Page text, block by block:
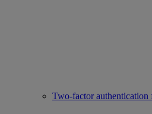
Two-factor authentication